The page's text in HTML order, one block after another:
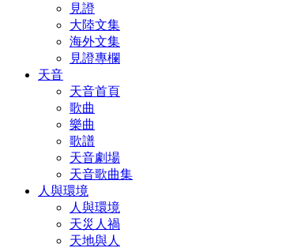
見證
大陸文集
海外文集
見證專欄
天音
天音首頁
歌曲
樂曲
歌譜
天音劇場
天音歌曲集
人與環境
人與環境
天災人禍
天地與人